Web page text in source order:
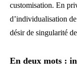
customisation. En
d’individualisation
désir de singularité
En deux mots :